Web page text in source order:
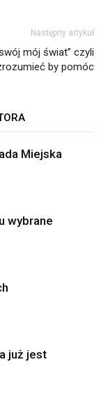
Następny artykuł
mój świat” czyli
by pomóc
Miejska
wybrane
już jest